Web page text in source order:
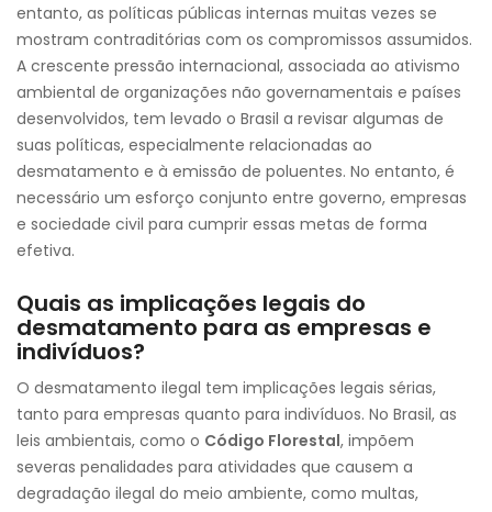
entanto, as políticas públicas internas muitas vezes se
mostram contraditórias com os compromissos assumidos.
A crescente pressão internacional, associada ao ativismo
ambiental de organizações não governamentais e países
desenvolvidos, tem levado o Brasil a revisar algumas de
suas políticas, especialmente relacionadas ao
desmatamento e à emissão de poluentes. No entanto, é
necessário um esforço conjunto entre governo, empresas
e sociedade civil para cumprir essas metas de forma
efetiva.
Quais as implicações legais do
desmatamento para as empresas e
indivíduos?
O desmatamento ilegal tem implicações legais sérias,
tanto para empresas quanto para indivíduos. No Brasil, as
leis ambientais, como o Código Florestal, impõem
severas penalidades para atividades que causem a
degradação ilegal do meio ambiente, como multas,